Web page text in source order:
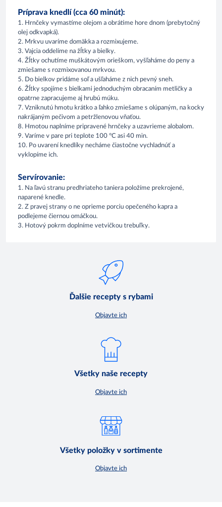
Príprava knedlí (cca 60 minút):
1. Hrnčeky vymastíme olejom a obrátime hore dnom (prebytočný
olej odkvapká).
2. Mrkvu uvaríme domäkka a rozmixujeme.
3. Vajcia oddelíme na žĺtky a bielky.
4. Žĺtky ochutíme muškátovým orieškom, vyšľaháme do peny a
zmiešame s rozmixovanou mrkvou.
5. Do bielkov pridáme soľ a ušľaháme z nich pevný sneh.
6. Žĺtky spojíme s bielkami jednoduchým obracaním metličky a
opatrne zapracujeme aj hrubú múku.
7. Vzniknutú hmotu krátko a ľahko zmiešame s olúpaným, na kocky
nakrájaným pečivom a petržlenovou vňaťou.
8. Hmotou naplníme pripravené hrnčeky a uzavrieme alobalom.
9. Varíme v pare pri teplote 100 °C asi 40 min.
10. Po uvarení knedlíky necháme čiastočne vychladnúť a
vyklopíme ich.
Servírovanie:
1. Na ľavú stranu predhriateho taniera položíme prekrojené,
naparené knedle.
2. Z pravej strany o ne oprieme porciu opečeného kapra a
podlejeme čiernou omáčkou.
3. Hotový pokrm doplníme vetvičkou trebuľky.
Ďalšie recepty s rybami
Objavte ich
Všetky naše recepty
Objavte ich
Všetky položky v sortimente
Objavte ich